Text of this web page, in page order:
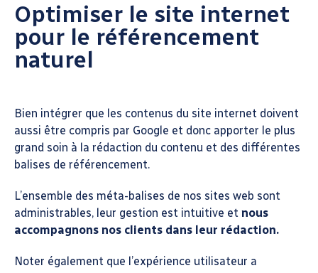
Optimiser le site internet
pour le référencement
naturel
Bien intégrer que les contenus du site internet doivent
aussi être compris par Google et donc apporter le plus
grand soin à la rédaction du contenu et des différentes
balises de référencement.
L’ensemble des méta-balises de nos sites web sont
administrables, leur gestion est intuitive et nous
accompagnons nos clients dans leur rédaction.
Noter également que l’expérience utilisateur a